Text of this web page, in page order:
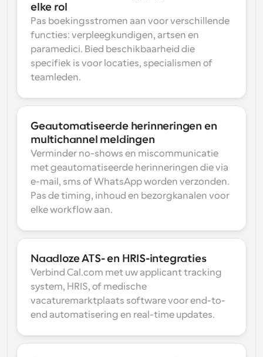
elke rol
Pas boekingsstromen aan voor verschillende
functies: verpleegkundigen, artsen en
paramedici. Bied beschikbaarheid die
specifiek is voor locaties, specialismen of
teamleden.
Geautomatiseerde herinneringen en
multichannel meldingen
Verminder no-shows en miscommunicatie
met geautomatiseerde herinneringen die via
e-mail, sms of WhatsApp worden verzonden.
Pas de timing, inhoud en bezorgkanalen voor
elke workflow aan.
Naadloze ATS- en HRIS-integraties
Verbind Cal.com met uw applicant tracking
system, HRIS, of medische
vacaturemarktplaats software voor end-to-
end automatisering en real-time updates.